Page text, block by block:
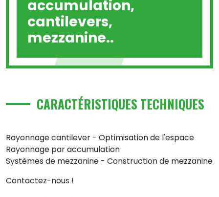
accumulation,
cantilevers,
mezzanine..
CARACTÉRISTIQUES TECHNIQUES
Rayonnage cantilever - Optimisation de l'espace
Rayonnage par accumulation
Systèmes de mezzanine - Construction de mezzanine
Contactez-nous !